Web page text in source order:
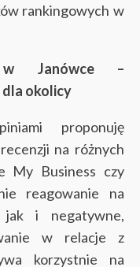
rankingowych w
w Janówce –
okolicy
proponuję
na różnych
My Business czy
reagowanie na
jak i negatywne,
w relacje z
korzystnie na